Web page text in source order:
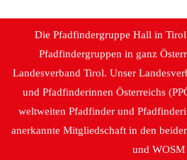
Die Pfadfindergruppe Hall in
Pfadfindergruppen in ganz
Landesverband Tirol. Unser
und Pfadfinderinnen Österreichs
weltweiten Pfadfinder und
anerkannte Mitgliedschaft in den
und WOSM